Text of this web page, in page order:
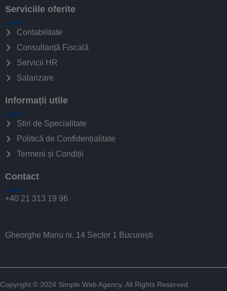
Serviciile oferite
Contabilitate
Consultanță Fiscală
Servicii HR
Salarizare
Informații utile
Știri de Specialitate
Politică de Confidențialitate
Termeni și Condiții
Contact
+40 21 313 19 96
Gheorghe Manu nr. 14 Sector 1 București
Copyright © 2024 Simple Web Agency. All Rights Reserved